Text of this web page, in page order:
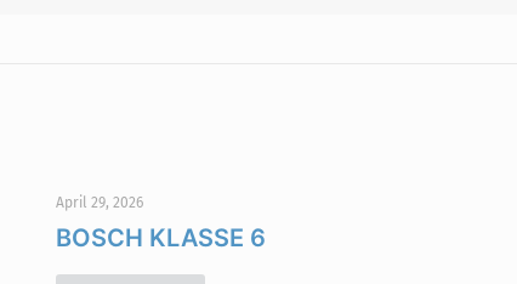
April 29, 2026
BOSCH KLASSE 6